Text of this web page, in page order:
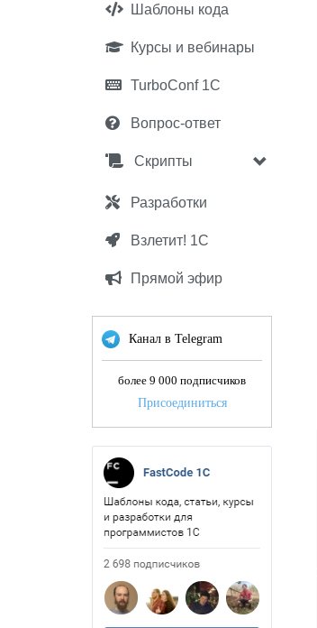
Шаблоны кода
Курсы и вебинары
TurboConf 1С
Вопрос-ответ
Скрипты
Разработки
Взлетит! 1С
Прямой эфир
Канал в Telegram
более 9 000 подписчиков
Присоединиться